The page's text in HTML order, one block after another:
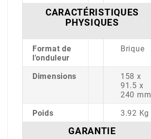
CARACTÉRISTIQUES
PHYSIQUES
Format de
l'onduleur
Brique
Dimensions
158 x
91.5 x
240 mm
Poids
3.92 Kg
GARANTIE